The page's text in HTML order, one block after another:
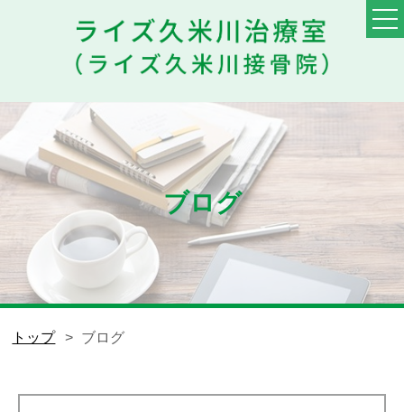
料金・メニュー
初めての方へ
他院との違い
患者様の声
ブログ
トップ ブログ